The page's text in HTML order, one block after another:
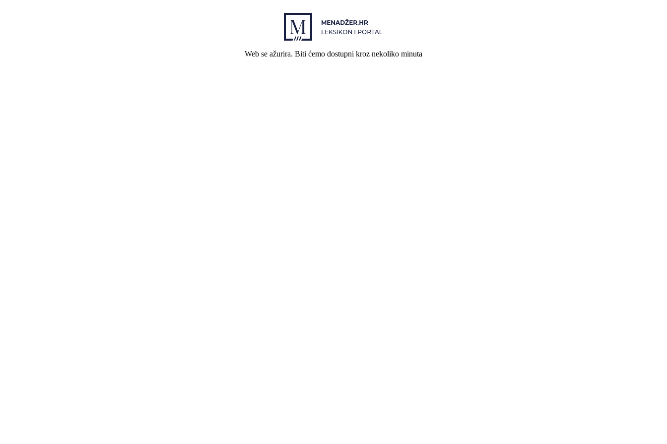
Web se ažurira. Biti ćemo dostupni kroz nekoliko minuta